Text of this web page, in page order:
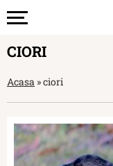
CIORI
Acasa »ciori